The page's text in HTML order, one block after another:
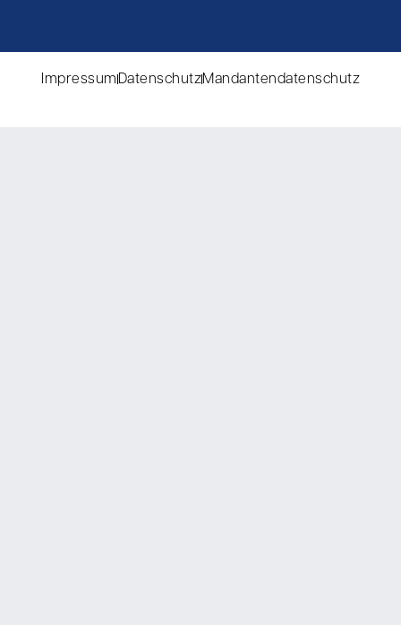
Impressum DatenschutzMandantendatenschutz